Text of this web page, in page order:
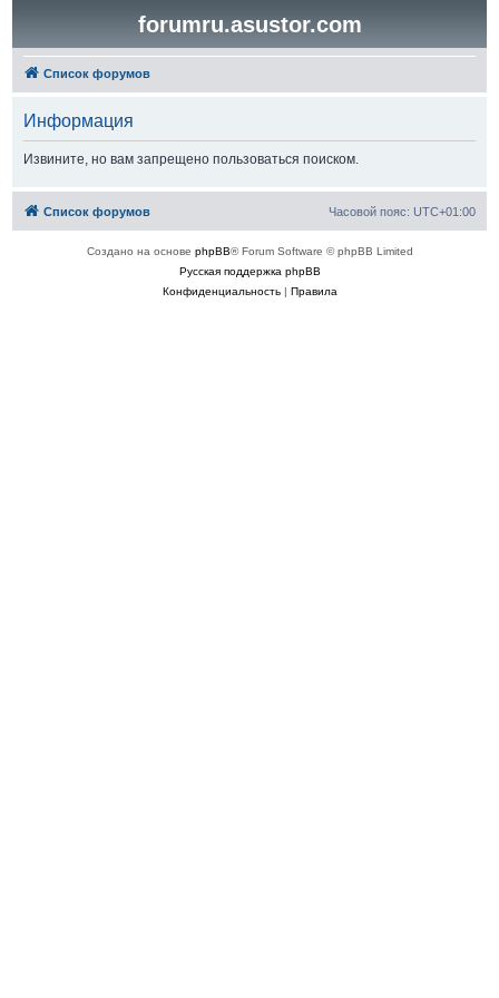
forumru.asustor.com
Список форумов
Информация
Извините, но вам запрещено пользоваться поиском.
Список форумов Часовой пояс: UTC+01:00
Создано на основе phpBB® Forum Software © phpBB Limited
Русская поддержка phpBB
Конфиденциальность| Правила